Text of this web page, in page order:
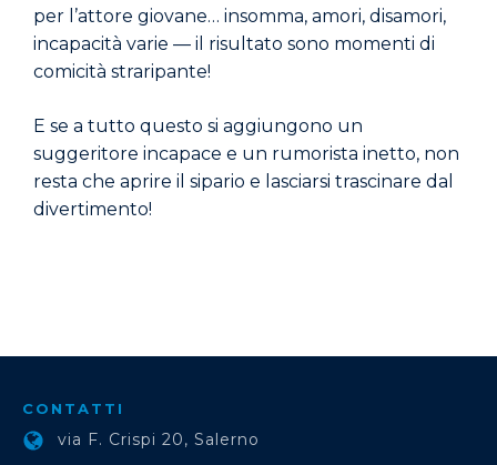
per l’attore giovane… insomma, amori, disamori,
incapacità varie — il risultato sono momenti di
comicità straripante!
E se a tutto questo si aggiungono un
suggeritore incapace e un rumorista inetto, non
resta che aprire il sipario e lasciarsi trascinare dal
divertimento!
CONTATTI
via F. Crispi 20, Salerno